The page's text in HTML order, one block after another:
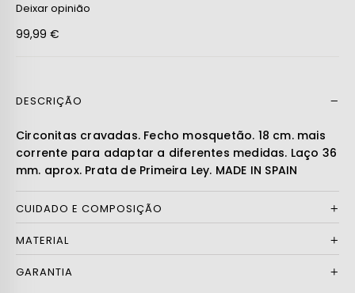
Deixar opinião
99,99 €
DESCRIÇÃO
Circonitas cravadas. Fecho mosquetão. 18 cm. mais
corrente para adaptar a diferentes medidas. Laço 36
mm. aprox. Prata de Primeira Ley. MADE IN SPAIN
CUIDADO E COMPOSIÇÃO
MATERIAL
GARANTIA